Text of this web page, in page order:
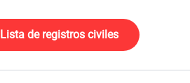
Lista de registros civiles